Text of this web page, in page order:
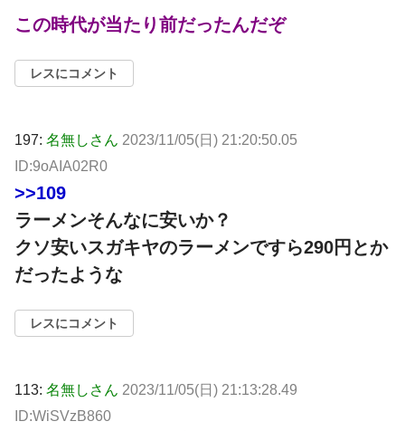
この時代が当たり前だったんだぞ
レスにコメント
197: 名無しさん 2023/11/05(日) 21:20:50.05
ID:9oAIA02R0
>>109
ラーメンそんなに安いか？
クソ安いスガキヤのラーメンですら290円とか
だったような
レスにコメント
113: 名無しさん 2023/11/05(日) 21:13:28.49
ID:WiSVzB860